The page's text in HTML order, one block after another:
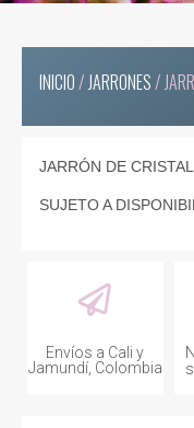
INICIO/JARRONES/
JARRÓN DE
SUJETO A
Envíos a Cali y
Jamundí, Colombia